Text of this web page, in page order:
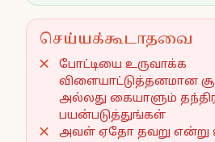
செய்யக்கூடாதவை
போட்டியை உருவாக்க
விளையாட்டுத்தனமான
அல்லது கையாளும்
பயன்படுத்துங்கள்
அவள் ஏதோ தவறு என்று